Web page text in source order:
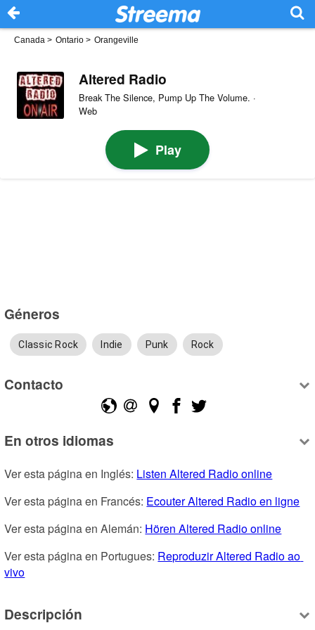
Canada > Ontario > Orangeville
Altered Radio
Break The Silence, Pump Up The Volume. ·
Web
Play
Géneros
Classic Rock Indie Punk Rock
Contacto
En otros idiomas
Ver esta página en Inglés: Listen Altered Radio online
Ver esta página en Francés: Ecouter Altered Radio en ligne
Ver esta página en Alemán: Hören Altered Radio online
Ver esta página en Portugues: Reproduzir Altered Radio ao
vivo
Descripción